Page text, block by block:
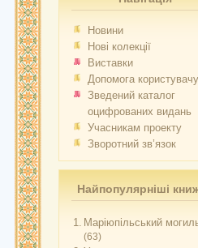
Новини
Нові колекції
Виставки
Допомога користувачу
Зведений каталог
оцифрованих видань
Учасникам проекту
Зворотний зв’язок
Найпопулярніші
1. Маріюпільський
(63)